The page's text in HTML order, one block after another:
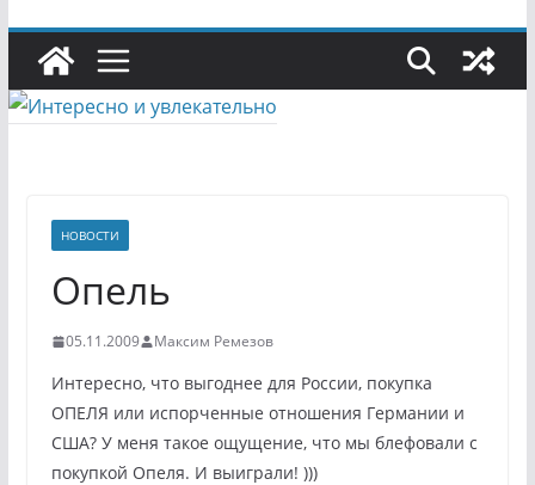
НОВОСТИ
Опель
05.11.2009 Максим Ремезов
Интересно, что выгоднее для России, покупка
ОПЕЛЯ или испорченные отношения Германии и
США? У меня такое ощущение, что мы блефовали с
покупкой Опеля. И выиграли! )))